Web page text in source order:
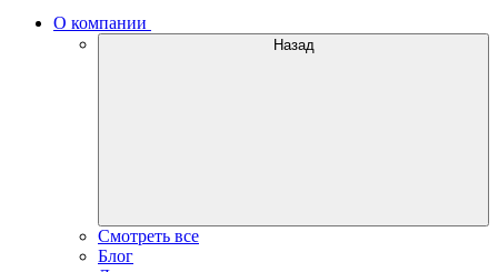
О компании
Назад
Смотреть все
Блог